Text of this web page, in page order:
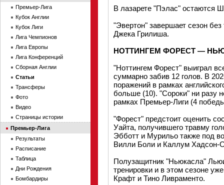
В лазарете "Пэлас" остаются
"Эвертон" завершает сезон
Джека Грилиша.
НОТТИНГЕМ ФОРЕСТ —
"Ноттингем Форест" выиграл
суммарно забив 12 голов. В
поражений в рамках
больше (10). "Сороки" ни разу
рамках Премьер-Лиги (4
"Форест" предстоит оценить
Уайта, получившего травму
Эбботт и Мурильо также под
Вилли Боли и Каллум Хадсон-
Полузащитник "Ньюкасла"
тренировки и в этом сезоне
Крафт и Тино Ливраменто.
Премьер-Лига
Кубок Англии
Кубок Лиги
Лига Чемпионов
Лига Европы
Лига Конференций
Сборная Англии
Статьи
Трансферы
Фото
Видео
Страницы истории
Премьер-Лига
Результаты
Расписание
Таблица
Дни Рождения
Бомбардиры